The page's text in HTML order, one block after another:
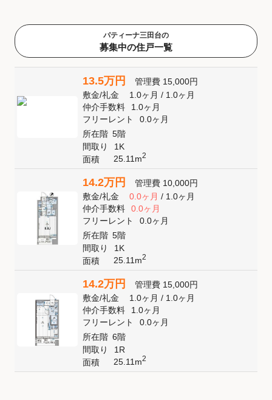
パティーナ三田台の
募集中の住戸一覧
13.5万円 管理費 15,000円
敷金/礼金 1.0ヶ月/ 1.0ヶ月
仲介手数料
1.0ヶ月
フリーレント
0.0ヶ月
所在階 5階
間取り
1K
面積
25.11m2
14.2万円 管理費 10,000円
敷金/礼金 0.0ヶ月/ 1.0ヶ月
仲介手数料
0.0ヶ月
フリーレント
0.0ヶ月
所在階 5階
間取り
1K
面積
25.11m2
14.2万円 管理費 15,000円
敷金/礼金 1.0ヶ月/ 1.0ヶ月
仲介手数料
1.0ヶ月
フリーレント
0.0ヶ月
所在階 6階
間取り
1R
面積
25.11m2